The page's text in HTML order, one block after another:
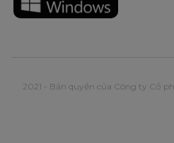
2021 - Bản quyền của Công ty Cổ